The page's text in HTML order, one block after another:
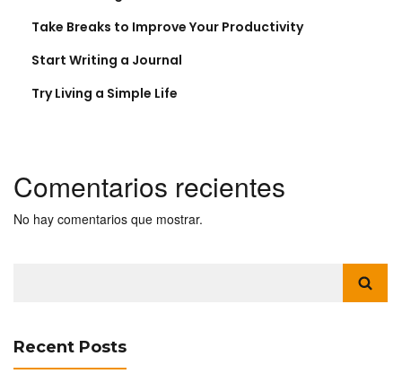
Take Breaks to Improve Your Productivity
Start Writing a Journal
Try Living a Simple Life
Comentarios recientes
No hay comentarios que mostrar.
Recent Posts